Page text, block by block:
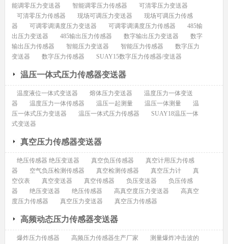
能调零压力变送器
智能调零压力传感器
可清零压力变送器
可清零压力传感器
现场可调压力变送器
现场可调压力传感
器
可调零调满度压力变送器 可调零调满度压力传感器
485输
出压力变送器
485输出压力传感器 数字输出压力变送器
数字
输出压力传感器
智能压力变送器 智能压力传感器
数字压力
变送器
数字压力传感器 SUAY15数字压力传感器/变送器
温压一体式压力传感器变送器
温度液位一体式变送器 熔体压力变送器
温度压力一体变送
器
温度压力一体传感器 温压一起测量 温压一体测量
温
压一体式压力变送器
温压一体式压力传感器
SUAY18温压一体
式变送器
真空压力传感器变送器
绝压传感器 绝压变送器 真空负压传感器
真空计用压力传感
器
空气负压检测传感器 真空检测传感器 真空压力计
真
空仪表
真空变送器 真空传感器 负压变送器
负压传感
器
绝压变送器 绝压传感器 高真空度压力变送器
高真空
度压力传感器
真空压力变送器 真空压力传感器
高频动态压力传感器变送器
爆炸压力传感器 高频压力传感器生产厂家
测量爆炸冲击波的